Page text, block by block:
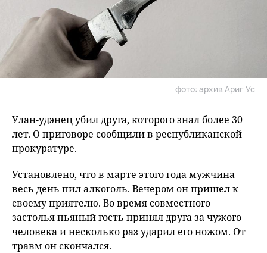
фото: архив Ариг Ус
Улан-удэнец убил друга, которого знал более 30
лет. О приговоре сообщили в республиканской
прокуратуре.
Установлено, что в марте этого года мужчина
весь день пил алкоголь. Вечером он пришел к
своему приятелю. Во время совместного
застолья пьяный гость принял друга за чужого
человека и несколько раз ударил его ножом. От
травм он скончался.